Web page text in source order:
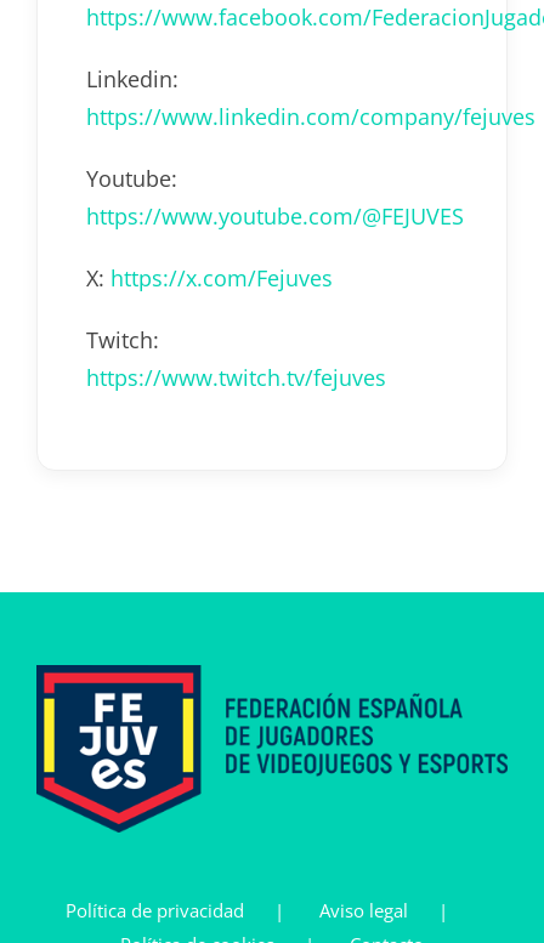
https://www.facebook.com/
Linkedin:
https://www.linkedin.com/company/fejuves
Youtube:
https://www.youtube.com/@FEJUVES
X: https://x.com/Fejuves
Twitch:
https://www.twitch.tv/fejuves
Política de privacidad
Aviso legal